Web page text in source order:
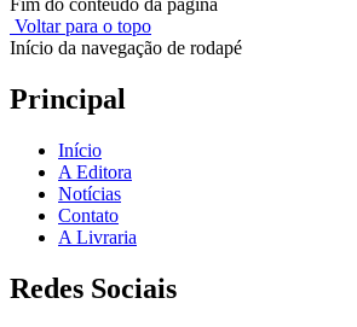
Fim do conteúdo da página
Voltar para o topo
Início da navegação de rodapé
Principal
Início
A Editora
Notícias
Contato
A Livraria
Redes Sociais